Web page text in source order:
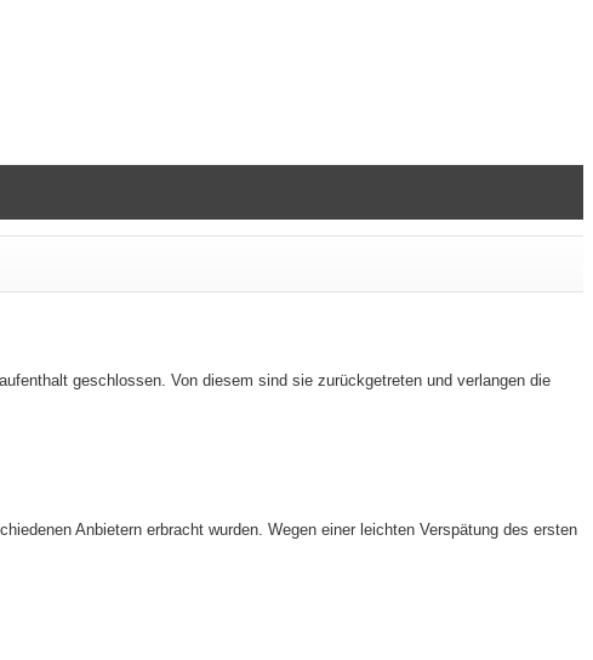
geschlossen. Von diesem sind sie zurückgetreten und verlangen die
Anbietern erbracht wurden. Wegen einer leichten Verspätung des ersten